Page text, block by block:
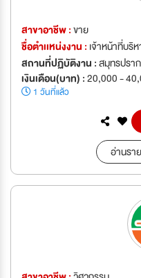
สาขาอาชีพ :ขาย
ชื่อตำเเหน่งงาน : เจ้าหน้าที่บริ
สถานที่ปฏิบัติงาน :สมุทรปรา
เงินเดือน(บาท) :20,000 -
1 วันที่แล้ว
อ่านรา